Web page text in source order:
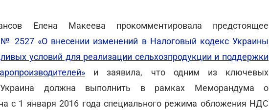
Елена Макеева прокомментировала предстоящее
№ 2527 «О внесении изменений в Налоговый кодекс Украины
условий для реализации сельхозпродукции и поддержки
и заявила, что одним из ключевых
должна выполнить в рамках Меморандума о
с 1 января 2016 года специального режима обложения НДС